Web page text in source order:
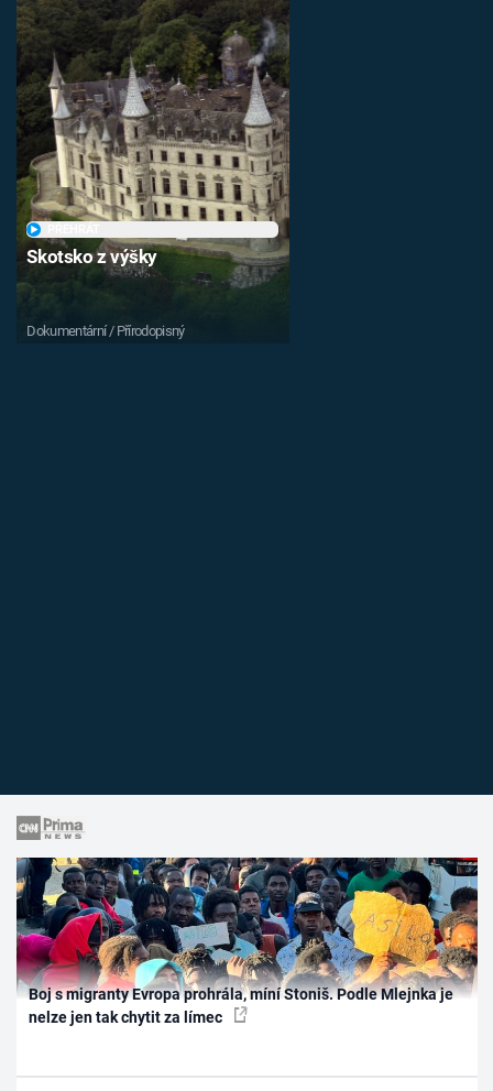
Skotsko z výšky
Dokumentární / Přírodopisný
Boj s migranty Evropa prohrála, míní Stoniš. Podle Mlejnka je
nelze jen tak chytit za límec